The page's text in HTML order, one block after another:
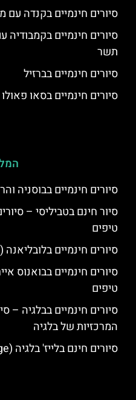
סיורים חינמיים בקנדה
סיורים חינמיים
תשר
סיורים חינמיים בברזיל
סיורים חינמיים בסאו
סיורים חינמיים בבוסניה
סיור חינם בטביליסי –
טיפים
סיורים חינמיים בלובליאנה
סיורים חינמיים בבואנוס
טיפים
סיורים חינמיים בבלגיה –
המרכזיות של בלגיה
סיורים חינם בלייז' בלגיה (Liège)